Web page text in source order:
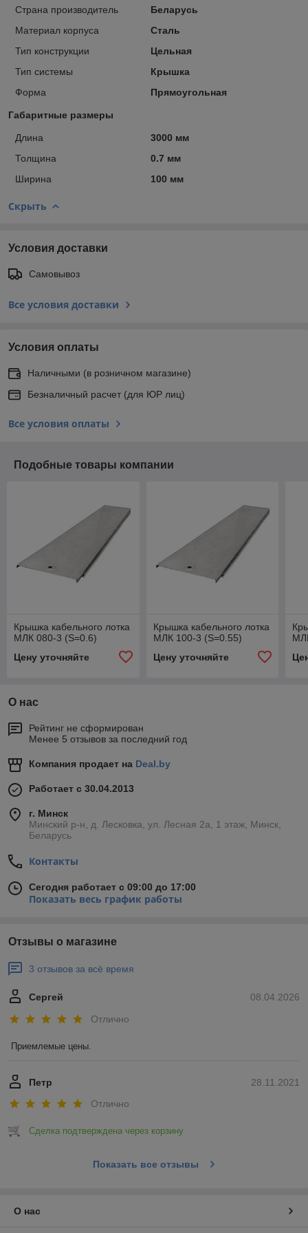
Страна производитель
Беларусь
Материал корпуса
Сталь
Тип конструкции
Цельная
Тип системы
Крышка
Форма
Прямоугольная
Габаритные размеры
Длина
3000 мм
Толщина
0.7 мм
Ширина
100 мм
Скрыть
Условия доставки
Самовывоз
Все условия доставки
Условия оплаты
Наличными (в розничном магазине)
Безналичный расчет (для ЮР лиц)
Все условия оплаты
Подобные товары компании
Крышка кабельного лотка
МЛК 080-3 (S=0.6)
Цену уточняйте
Крышка кабельного лотка
МЛК 100-3 (S=0.55)
Цену уточняйте
О нас
Рейтинг не сформирован
Менее 5 отзывов за последний год
Компания продает на Deal.by
Работает с 30.04.2013
г. Минск
Минский р-н, д. Лесковка, ул. Лесная 2а, 1 этаж, Минск,
Беларусь
Контакты
Сегодня работает с 09:00 до 17:00
Показать весь график работы
Отзывы о магазине
3 отзывов за всё время
08.04.2026
Сергей
Отлично
Приемлемые цены.
28.11.2021
Петр
Отлично
Сделка подтверждена через корзину
Показать все отзывы
О нас